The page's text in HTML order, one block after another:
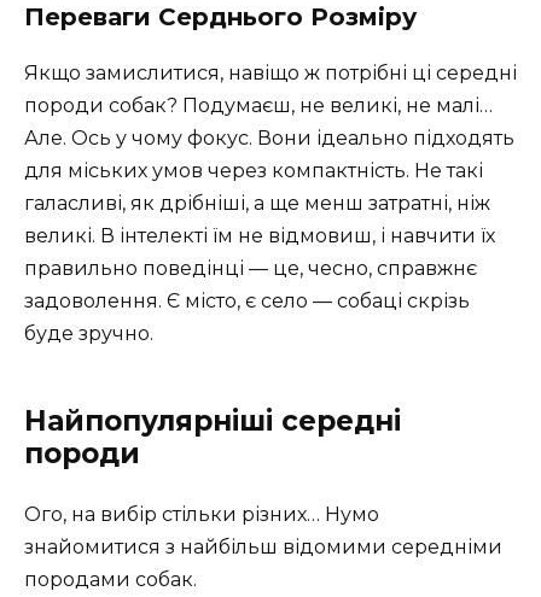
Переваги Серднього Розміру
Якщо замислитися, навіщо ж потрібні ці середні
породи собак? Подумаєш, не великі, не малі…
Але. Ось у чому фокус. Вони ідеально підходять
для міських умов через компактність. Не такі
галасливі, як дрібніші, а ще менш затратні, ніж
великі. В інтелекті їм не відмовиш, і навчити їх
правильно поведінці — це, чесно, справжнє
задоволення. Є місто, є село — собаці скрізь
буде зручно.
Найпопулярніші середні
породи
Ого, на вибір стільки різних… Нумо
знайомитися з найбільш відомими середніми
породами собак.